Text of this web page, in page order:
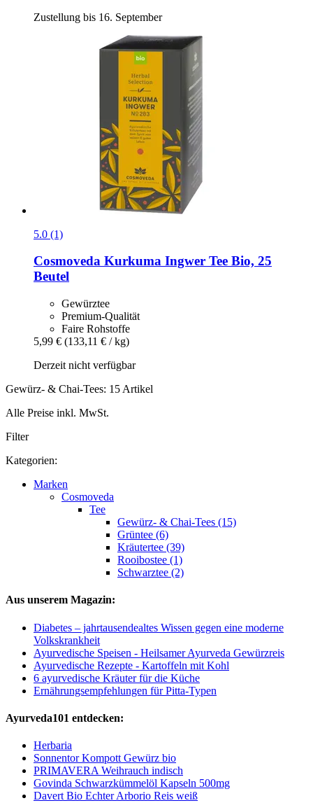
Zustellung bis 16. September
5.0 (1)
Cosmoveda Kurkuma Ingwer Tee Bio, 25
Beutel
Gewürztee
Premium-Qualität
Faire Rohstoffe
5,99 € (133,11 € / kg)
Derzeit nicht verfügbar
Gewürz- & Chai-Tees: 15 Artikel
Alle Preise inkl. MwSt.
Filter
Kategorien:
Marken
Cosmoveda
Tee
Gewürz- & Chai-Tees (15)
Grüntee (6)
Kräutertee (39)
Rooibostee (1)
Schwarztee (2)
Aus unserem Magazin:
Diabetes – jahrtausendealtes Wissen gegen eine moderne
Volkskrankheit
Ayurvedische Speisen - Heilsamer Ayurveda Gewürzreis
Ayurvedische Rezepte - Kartoffeln mit Kohl
6 ayurvedische Kräuter für die Küche
Ernährungsempfehlungen für Pitta-Typen
Ayurveda101 entdecken:
Herbaria
Sonnentor Kompott Gewürz bio
PRIMAVERA Weihrauch indisch
Govinda Schwarzkümmelöl Kapseln 500mg
Davert Bio Echter Arborio Reis weiß